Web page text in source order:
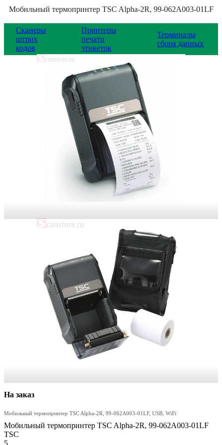
Мобильный термопринтер TSC Alpha-2R, 99-062A003-01LF
Сканеры
штрих
кодов
Принтеры
печати
этикеток
Терминалы
сбора данных
На заказ
Мобильный термопринтер TSC Alpha-2R, 99-062A003-01LF, USB, WiFi
Мобильный термопринтер TSC Alpha-2R, 99-062A003-01LF
TSC
5